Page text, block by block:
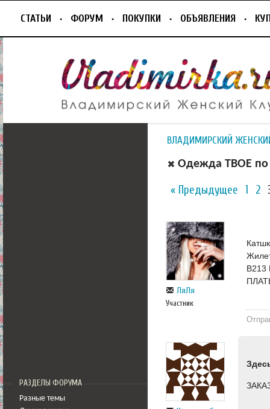
СТАТЬИ ФОРУМ ПОКУПКИ ОБЪЯВЛЕНИЯ
РАЗДЕЛЫ ФОРУМА
Разные темы
ВЛАДИМИРСКИЙ
Одежда ТВОЕ по
« Предыдущее 1 2
ЛяЛя
Участник
В213